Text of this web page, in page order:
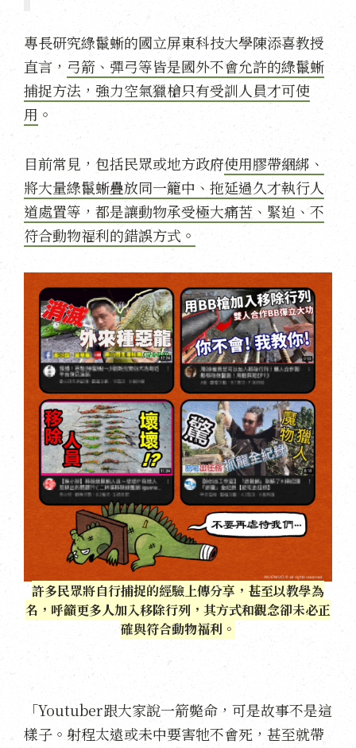
專長研究綠鬣蜥的國立屏東科技大學陳添喜教授
直言， 弓箭、彈弓等皆是國外不會允許的綠鬣蜥
捕捉方法，強力空氣獵槍只有受訓人員才可使
用 。
目前常見，包括民眾或地方政府使用膠帶綑綁、
將大量綠鬣蜥疊放同一籠中、拖延過久才執行人
道處置等，都是讓動物承受極大痛苦、緊迫、不
符合動物福利的錯誤方式。
許多民眾將自行捕捉的經驗上傳分享，甚至以教學為
名，呼籲更多人加入移除行列，其方式和觀念卻未必正
確與符合動物福利。
「Youtuber跟大家說一箭斃命，可是故事不是這
樣子。射程太遠或未中要害牠不會死，甚至就帶